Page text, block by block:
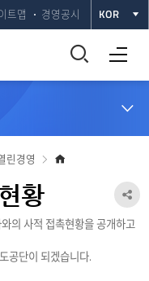
트맵 경영공시 KOR
통
합
열
기
전체메뉴 열기
홈
린경영
황
의 사적 접촉현황을 공개하고
공단이 되겠습니다.
공
유